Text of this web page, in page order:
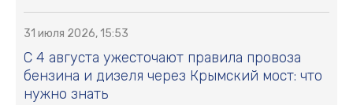
31 июля 2026, 15:53
С 4 августа ужесточают правила провоза
бензина и дизеля через Крымский мост: что
нужно знать